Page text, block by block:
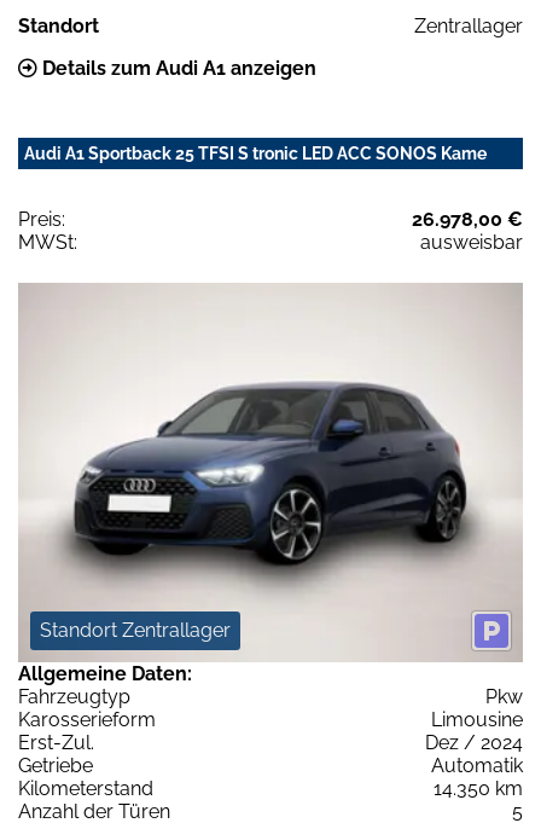
Standort
Zentrallager
Details zum Audi A1 anzeigen
Audi A1 Sportback 25 TFSI S tronic LED ACC SONOS Kame
Preis:
26.978,00 €
MWSt:
ausweisbar
Standort Zentrallager
Allgemeine Daten:
Fahrzeugtyp
Pkw
Karosserieform
Limousine
Erst-Zul.
Dez / 2024
Getriebe
Automatik
Kilometerstand
14.350 km
Anzahl der Türen
5